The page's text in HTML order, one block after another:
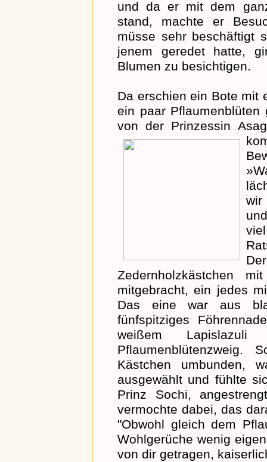
und da er mit dem
stand, machte er
müsse sehr beschäftigt
jenem geredet hatte,
Blumen zu besichtigen.
Da erschien ein Bote mit
ein paar
von der Prinzessin
wir
Zedernholzkästchen
mitgebracht, ein jedes
Das eine war aus
fünfspitziges
weißem Lapislazuli
Kästchen umbunden,
ausgewählt und fühlte
Prinz Sochi,
vermochte dabei, das
"Obwohl gleich dem
Wohlgerüche wenig
von dir getragen,